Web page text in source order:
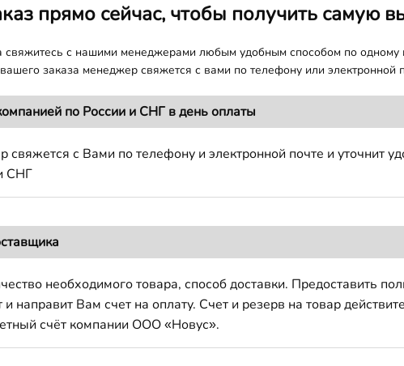
прямо сейчас, чтобы получить самую
свяжитесь с нашими менеджерами любым удобным способом по одному
заказа менеджер свяжется с вами по телефону или электронной
по России и СНГ в день оплаты
с Вами по телефону и электронной почте и уточнит
СНГ
необходимого товара, способ доставки. Предоставить
Вам счет на оплату. Счет и резерв на товар
счёт компании ООО «Новус».